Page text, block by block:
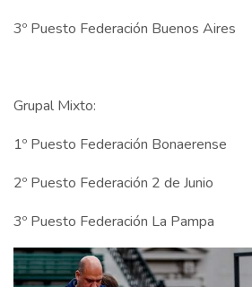
3º Puesto Federación Buenos Aires
Grupal Mixto:
1º Puesto Federación Bonaerense
2º Puesto Federación 2 de Junio
3º Puesto Federación La Pampa